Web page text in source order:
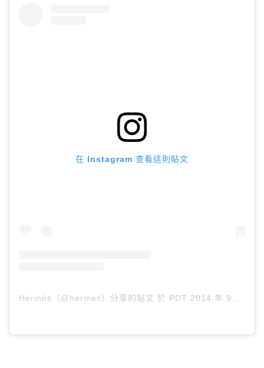
在 Instagram 查看這則貼文
Hermès（@hermes）分享的貼文 於 PDT 2014 年 9月 月 9 日 上午 2:00